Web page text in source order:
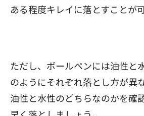
ある程度キレイに落とすことが
ただし、ボールペンには油性と
のようにそれぞれ落とし方が異
油性と水性のどちらなのかを確